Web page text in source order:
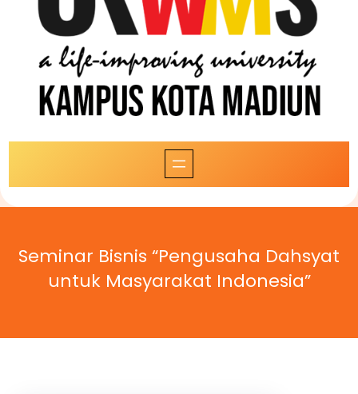
Seminar Bisnis “Pengusaha Dahsyat
untuk Masyarakat Indonesia”